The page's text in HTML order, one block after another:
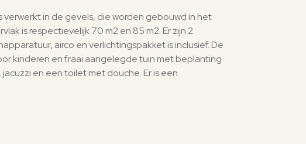
in de gevels, die worden gebouwd in het
is respectievelijk 70 m2 en 85 m2. Er zijn 2
airco en verlichtingspakket is inclusief. De
kinderen en fraai aangelegde tuin met beplanting
en een toilet met douche. Er is een